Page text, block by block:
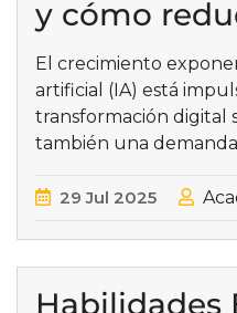
y cómo
El crecimiento
artificial (IA) está
transformación digital
también una
29 Jul 2025
Habilidades